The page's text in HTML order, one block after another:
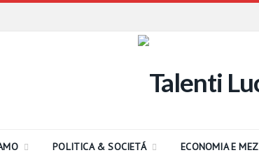
POLITICA & SOCIETÁ ECONOMIA E